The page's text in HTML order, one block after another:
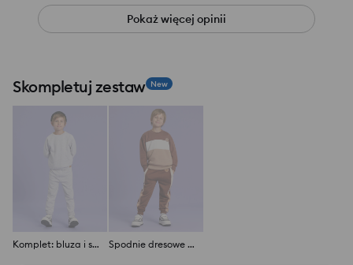
Pokaż więcej opinii
Skompletuj zestaw New
Komplet: bluza i spodnie Spodnie dresowe jogger